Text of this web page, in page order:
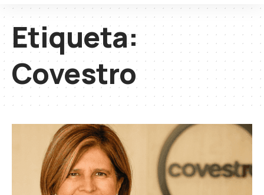
Etiqueta:
Covestro